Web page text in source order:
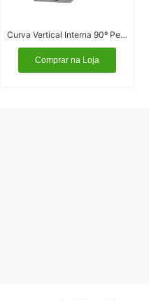
Curva Vertical Interna 90º Perfilado
Comprar na Loja